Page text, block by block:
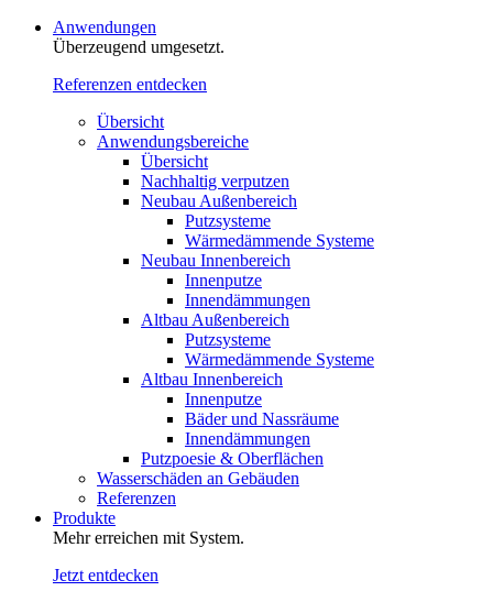
Anwendungen
Überzeugend umgesetzt.
Referenzen entdecken
Übersicht
Anwendungsbereiche
Übersicht
Nachhaltig verputzen
Neubau Außenbereich
Putzsysteme
Wärmedämmende Systeme
Neubau Innenbereich
Innenputze
Innendämmungen
Altbau Außenbereich
Putzsysteme
Wärmedämmende Systeme
Altbau Innenbereich
Innenputze
Bäder und Nassräume
Innendämmungen‍‍‍
Putzpoesie & Oberflächen
Wasserschäden an Gebäuden
Referenzen
Produkte
Mehr erreichen mit System.
Jetzt entdecken